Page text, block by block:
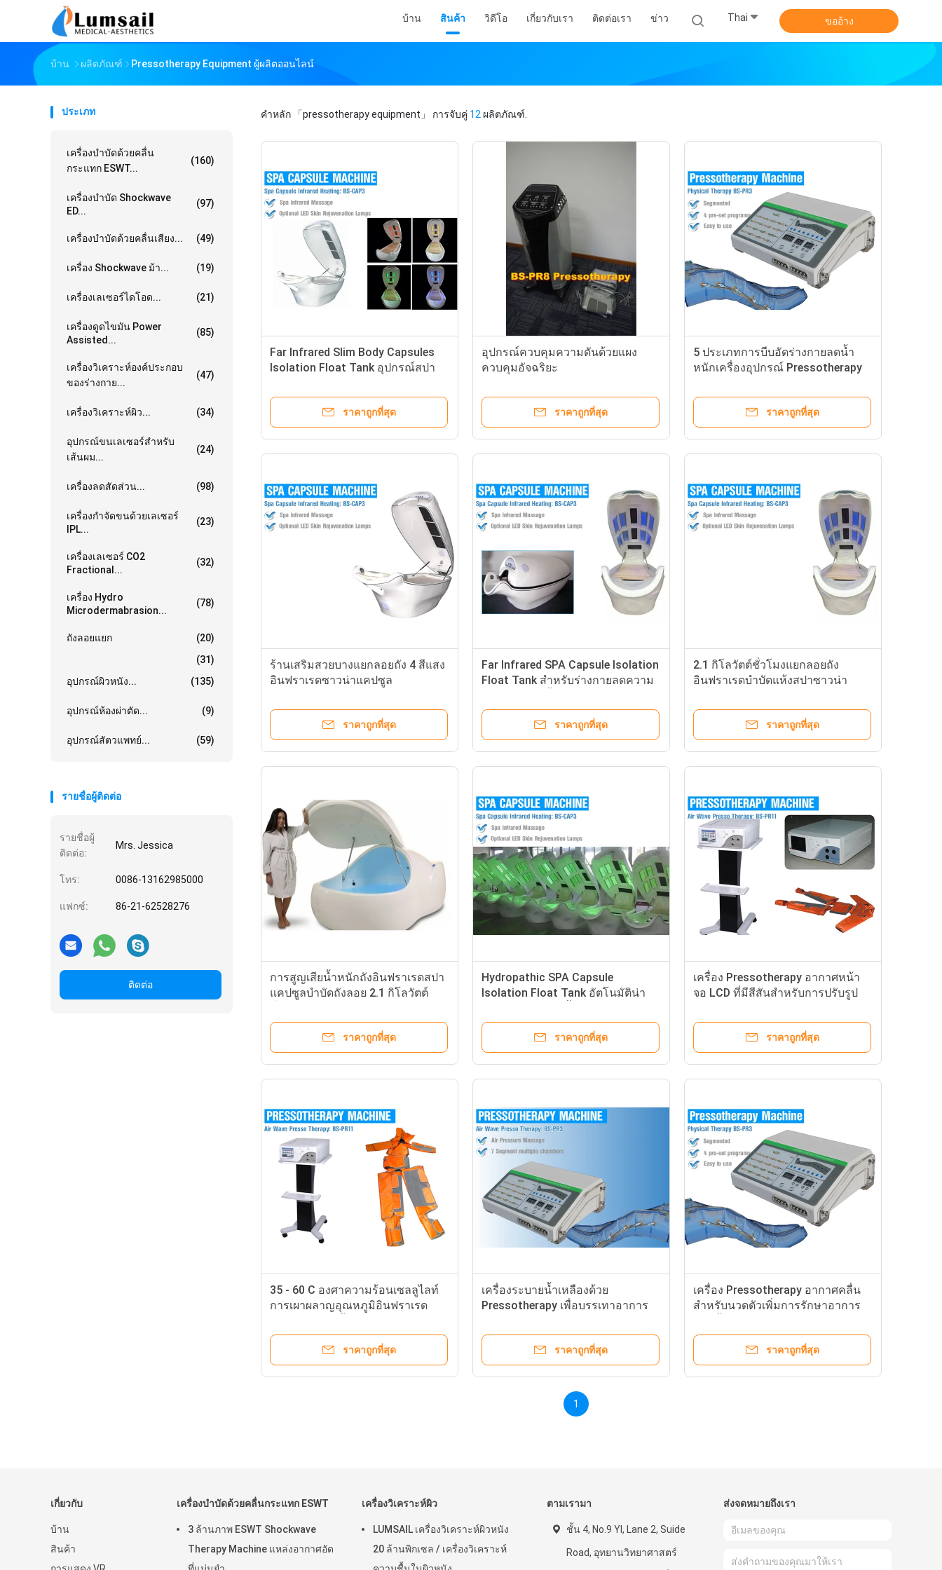
บ้าน สินค้า วิดีโอ เกี่ยวกับเรา ติดต่อเรา ข่าว Thai ขออ้าง
บ้าน ผลิตภัณฑ์ Pressotherapy Equipment ผู้ผลิตออนไลน์
ประเภท
เครื่องบำบัดด้วยคลื่น
กระแทก ESWT...
(160)
เครื่องบำบัด Shockwave
ED...
(97)
เครื่องบำบัดด้วยคลื่นเสียง... (49)
เครื่อง Shockwave ม้า... (19)
เครื่องเลเซอร์ไดโอด... (21)
เครื่องดูดไขมัน Power
Assisted...
(85)
เครื่องวิเคราะห์องค์ประกอบ
ของร่างกาย...
(47)
เครื่องวิเคราะห์ผิว... (34)
อุปกรณ์ขนเลเซอร์สำหรับ
เส้นผม...
(24)
เครื่องลดสัดส่วน... (98)
เครื่องกำจัดขนด้วยเลเซอร์
IPL...
(23)
เครื่องเลเซอร์ CO2
Fractional...
(32)
เครื่อง Hydro
Microdermabrasion...
(78)
ถังลอยแยก
(20)
(31)
อุปกรณ์ผิวหนัง...
(135)
อุปกรณ์ห้องผ่าตัด... (9)
อุปกรณ์สัตวแพทย์... (59)
รายชื่อผู้ติดต่อ
รายชื่อผู้
ติดต่อ:
Mrs. Jessica
โทร: 0086-13162985000
แฟกซ์: 86-21-62528276
ติดต่อ
คำหลัก 「pressotherapy equipment」 การจับคู่ 12 ผลิตภัณฑ์.
Far Infrared Slim Body Capsules
Isolation Float Tank อุปกรณ์สปา
ราคาถูกที่สุด
อุปกรณ์ควบคุมความดันด้วยแผง
ควบคุมอัจฉริยะ
ราคาถูกที่สุด
5 ประเภทการบีบอัดร่างกายลดน้ำ
หนักเครื่องอุปกรณ์ Pressotherapy
ราคาถูกที่สุด
ร้านเสริมสวยบางแยกลอยถัง 4 สีแสง
อินฟราเรดซาวน่าแคปซูล
ราคาถูกที่สุด
Far Infrared SPA Capsule Isolation
Float Tank สำหรับร่างกายลดความ
ราคาถูกที่สุด
2.1 กิโลวัตต์ชั่วโมงแยกลอยถัง
อินฟราเรดบำบัดแห้งสปาซาวน่า
ราคาถูกที่สุด
การสูญเสียน้ำหนักถังอินฟราเรดสปา
แคปซูลบำบัดถังลอย 2.1 กิโลวัตต์
ราคาถูกที่สุด
Hydropathic SPA Capsule
Isolation Float Tank อัตโนมัติน่า
ราคาถูกที่สุด
เครื่อง Pressotherapy อากาศหน้า
จอ LCD ที่มีสีสันสำหรับการปรับรูป
ราคาถูกที่สุด
35 - 60 C องศาความร้อนเซลลูไลท์
การเผาผลาญอุณหภูมิอินฟราเรด
ราคาถูกที่สุด
เครื่องระบายน้ำเหลืองด้วย
Pressotherapy เพื่อบรรเทาอาการ
ราคาถูกที่สุด
เครื่อง Pressotherapy อากาศคลื่น
สำหรับนวดตัวเพิ่มการรักษาอาการ
ราคาถูกที่สุด
1
เกี่ยวกับ
บ้าน
สินค้า
เครื่องบำบัดด้วยคลื่นกระแทก ESWT
3 ล้านภาพ ESWT Shockwave
Therapy Machine แหล่งอากาศอัด
เครื่องวิเคราะห์ผิว
LUMSAIL เครื่องวิเคราะห์ผิวหนัง
20 ล้านพิกเซล / เครื่องวิเคราะห์
ตามเรามา
ชั้น 4, No.9 YI, Lane 2, Suide
Road, อุทยานวิทยาศาสตร์
ส่งจดหมายถึงเรา